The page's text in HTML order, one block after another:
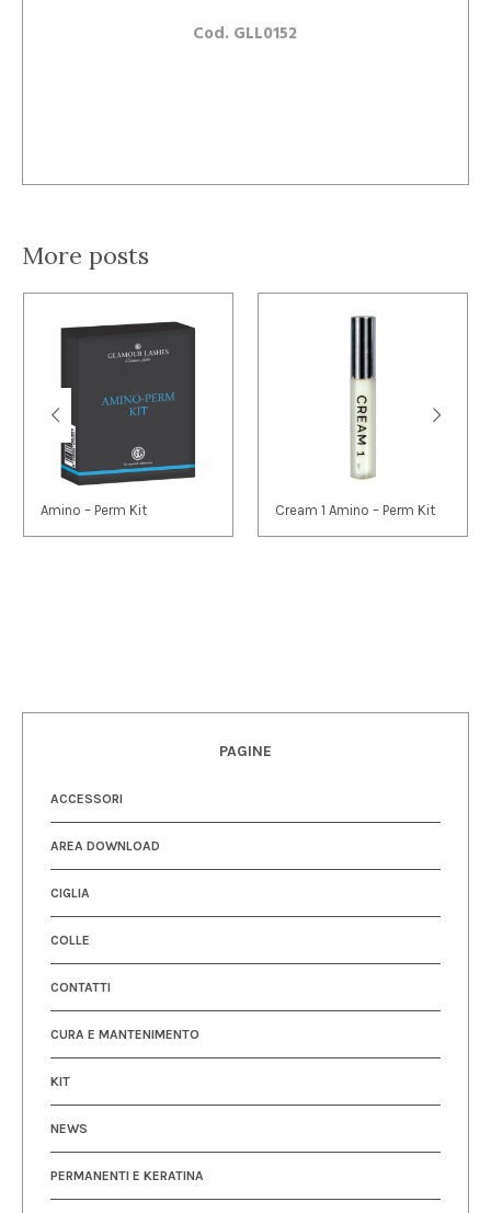
Cod. GLL0152
More posts
Amino – Perm Kit Cream 1 Amino – Perm Kit
PAGINE
ACCESSORI
AREA DOWNLOAD
CIGLIA
COLLE
CONTATTI
CURA E MANTENIMENTO
KIT
NEWS
PERMANENTI E KERATINA